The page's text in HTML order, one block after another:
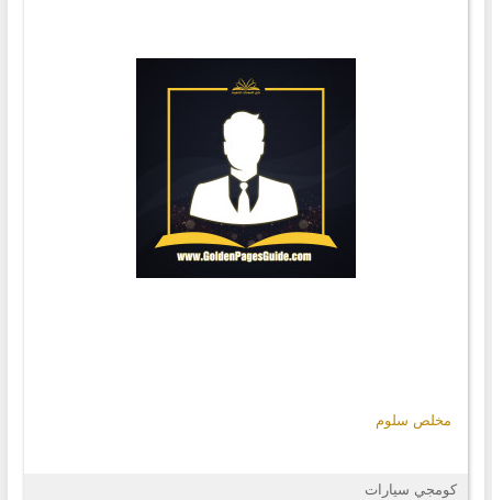
مخلص سلوم
كومجي سيارات